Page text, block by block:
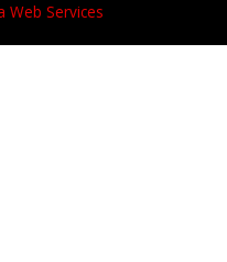
Web Services